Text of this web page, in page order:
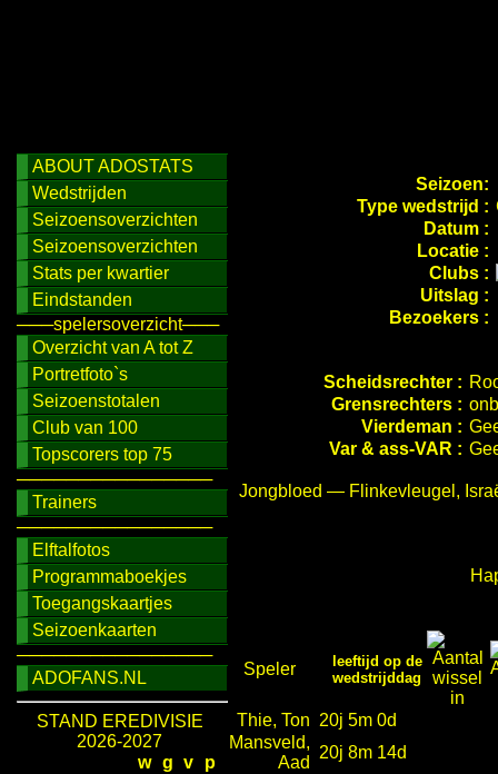
ABOUT ADOSTATS
Wedstrijden
Seizoensoverzichten
Seizoensoverzichten
Stats per kwartier
Eindstanden
───spelersoverzicht───
Overzicht van A tot Z
Portretfoto`s
Seizoenstotalen
Club van 100
Topscorers top 75
────────────────
Trainers
────────────────
Elftalfotos
Programmaboekjes
Toegangskaartjes
Seizoenkaarten
────────────────
ADOFANS.NL
STAND EREDIVISIE
2026-2027
w g v
p
Seizoen:
Type wedstrijd :
Datum :
Locatie :
Clubs :
Uitslag :
Bezoekers :
Scheidsrechter :
Grensrechters :
Vierdeman :
Var & ass-VAR :
Jongbloed — Flinkevleugel,
Speler
leeftijd op de
wedstrijddag
Thie, Ton 20j 5m 0d
Mansveld,
Aad
20j 8m 14d